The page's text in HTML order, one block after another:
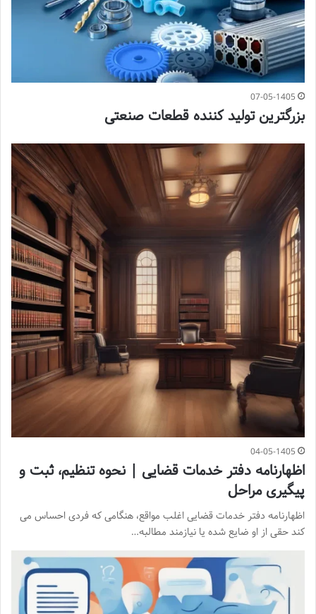
07-05-1405
بزرگترین تولید کننده قطعات صنعتی
04-05-1405
اظهارنامه دفتر خدمات قضایی | نحوه تنظیم، ثبت و
پیگیری مراحل
اظهارنامه دفتر خدمات قضایی اغلب مواقع، هنگامی که فردی احساس می
کند حقی از او ضایع شده یا نیازمند مطالبه…